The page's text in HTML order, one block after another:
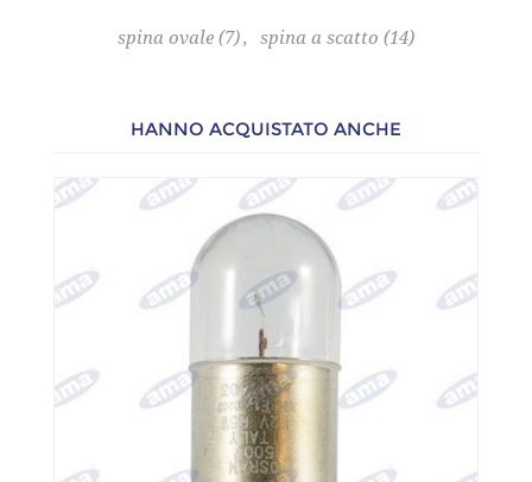
spina ovale (7), spina a scatto (14)
HANNO ACQUISTATO ANCHE